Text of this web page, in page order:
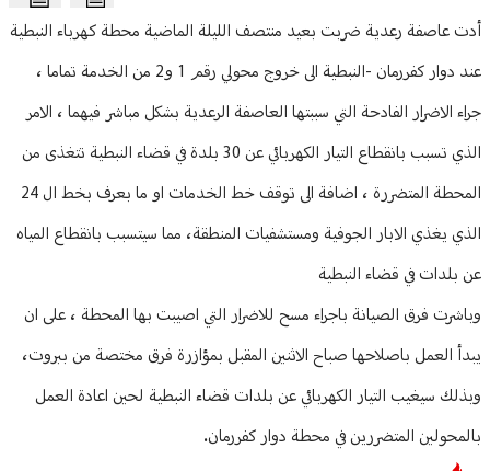
Article Content
أدت عاصفة رعدية ضربت بعيد منتصف الليلة الماضية محطة كهرباء النبطية
عند دوار كفررمان -النبطية الى خروج محولي رقم 1 و2 من الخدمة تماما ،
جراء الاضرار الفادحة التي سببتها العاصفة الرعدية بشكل مباشر فيهما ، الامر
الذي تسبب بانقطاع التيار الكهربائي عن 30 بلدة في قضاء النبطية تتغذى من
المحطة المتضررة ، اضافة الى توقف خط الخدمات او ما بعرف بخط ال 24
الذي يغذي الابار الجوفية ومستشفيات المنطقة، مما سيتسبب بانقطاع المياه
عن بلدات في قضاء النبطية
وباشرت فرق الصيانة باجراء مسح للاضرار التي اصيبت بها المحطة ، على ان
يبدأ العمل باصلاحها صباح الاثنين المقبل بمؤازرة فرق مختصة من ببروت،
وبذلك سيغيب التيار الكهربائي عن بلدات قضاء النبطية لحين اعادة العمل
بالمحولين المتضررين في محطة دوار كفررمان.